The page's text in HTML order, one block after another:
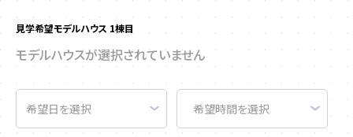
見学希望モデルハウス 1棟目
モデルハウスが選択されていません